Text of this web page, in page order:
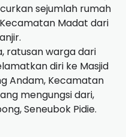
sejumlah rumah
Madat dari
ratusan warga dari
diri ke Masjid
Andam, Kecamatan
mengungsi dari,
Seneubok Pidie.